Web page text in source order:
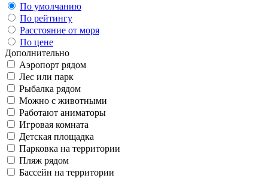
По умолчанию
По рейтингу
Расстояние от моря
По цене
Дополнительно
Аэропорт рядом
Лес или парк
Рыбалка рядом
Можно с животными
Работают аниматоры
Игровая комната
Детская площадка
Парковка на территории
Пляж рядом
Бассейн на территории